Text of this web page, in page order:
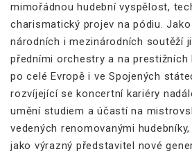
mimořádnou hudební vyspělost,
charismatický projev na pódiu.
národních i mezinárodních soutěží
předními orchestry a na
po celé Evropě i ve Spojených
rozvíjející se koncertní kariéry
umění studiem a účastí na
vedených renomovanými
jako výrazný představitel nové